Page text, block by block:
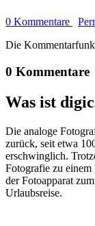
0 Kommentare
Die
0 Kommentare
Was ist
Die analoge
zurück, seit etwa
erschwinglich.
Fotografie zu
der Fotoapparat
Urlaubsreise.